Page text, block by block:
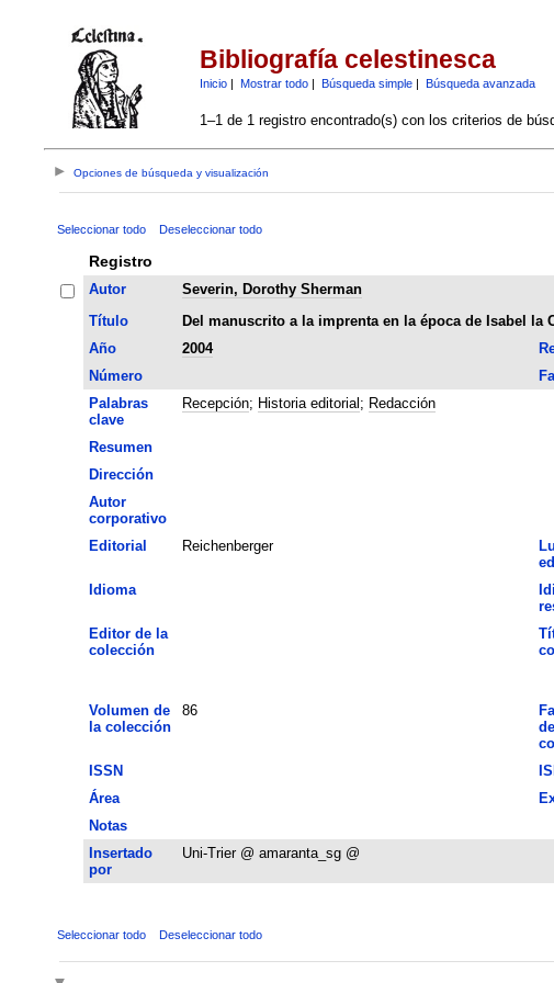
Bibliografía celestinesca
Inicio| Mostrar todo| Búsqueda simple| Búsqueda avanzada
1–1 de 1 registro encontrado(s) con los criterios de
Opciones de búsqueda y visualización
Seleccionar todo Deseleccionar todo
Registro
Autor
Severin, Dorothy Sherman
Título
Del manuscrito a la imprenta en la época de Isabel la
Año
2004
Número
Palabras
clave
Recepción; Historia editorial ; Redacción
Resumen
Dirección
Autor
corporativo
Editorial Reichenberger
Idioma
Editor de la
colección
Volumen de
la colección
86
ISSN
Área
Notas
Insertado
por
Uni-Trier @ amaranta_sg @
Seleccionar todo Deseleccionar todo